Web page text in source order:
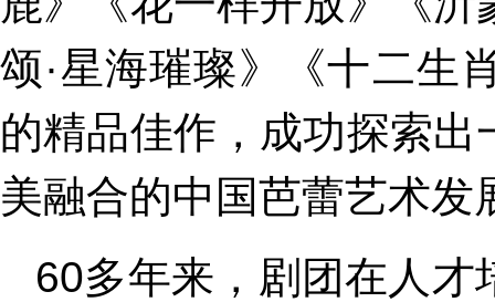
颂·星海璀璨》《十二生
的精品佳作，成功探索
美融合的中国芭蕾艺术发
60多年来，剧团在人